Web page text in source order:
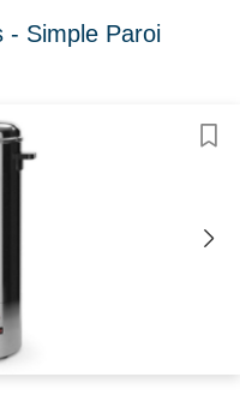
- Simple Paroi